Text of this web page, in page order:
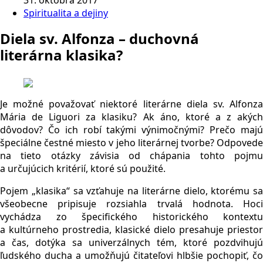
Spiritualita a dejiny
Diela sv. Alfonza – duchovná
literárna klasika?
Je možné považovať niektoré literárne diela sv. Alfonza
Mária de Liguori za klasiku? Ak áno, ktoré a z akých
dôvodov? Čo ich robí takými výnimočnými? Prečo majú
špeciálne čestné miesto v jeho literárnej tvorbe? Odpovede
na tieto otázky závisia od chápania tohto pojmu
a určujúcich kritérií, ktoré sú použité.
Pojem „klasika“ sa vzťahuje na literárne dielo, ktorému sa
všeobecne pripisuje rozsiahla trvalá hodnota. Hoci
vychádza zo špecifického historického kontextu
a kultúrneho prostredia, klasické dielo presahuje priestor
a čas, dotýka sa univerzálnych tém, ktoré pozdvihujú
ľudského ducha a umožňujú čitateľovi hlbšie pochopiť, čo